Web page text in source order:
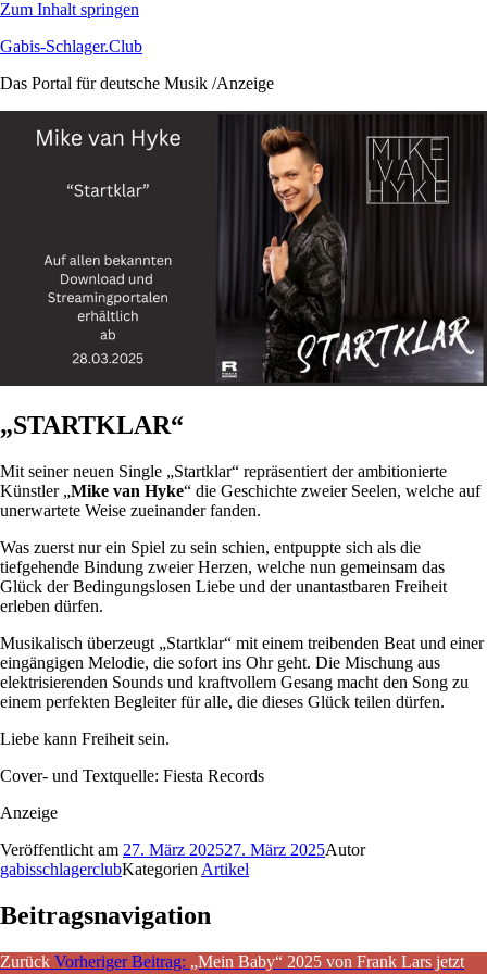
Zum Inhalt springen
Gabis-Schlager.Club
Das Portal für deutsche Musik /Anzeige
„STARTKLAR“
Mit seiner neuen Single „Startklar“ repräsentiert der ambitionierte
Künstler „Mike van Hyke“ die Geschichte zweier Seelen, welche auf
unerwartete Weise zueinander fanden.
Was zuerst nur ein Spiel zu sein schien, entpuppte sich als die
tiefgehende Bindung zweier Herzen, welche nun gemeinsam das
Glück der Bedingungslosen Liebe und der unantastbaren Freiheit
erleben dürfen.
Musikalisch überzeugt „Startklar“ mit einem treibenden Beat und einer
eingängigen Melodie, die sofort ins Ohr geht. Die Mischung aus
elektrisierenden Sounds und kraftvollem Gesang macht den Song zu
einem perfekten Begleiter für alle, die dieses Glück teilen dürfen.
Liebe kann Freiheit sein.
Cover- und Textquelle: Fiesta Records
Anzeige
Veröffentlicht am 27. März 202527. März 2025Autor
gabisschlagerclubKategorien Artikel
Beitragsnavigation
Zurück Vorheriger Beitrag: „Mein Baby“ 2025 von Frank Lars jetzt